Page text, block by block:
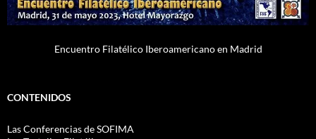
Encuentro Filatélico Iberoamericano en Madrid
CONTENIDOS
Las Conferencias de SOFIMA